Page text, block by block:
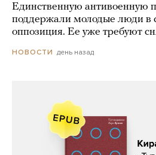
Единственную антивоенную
поддержали молодые люди в
оппозиция. Ее уже требуют
НОВОСТИ день назад